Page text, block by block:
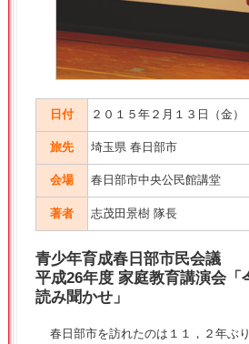
日付 ２０１５年２月１３日（金）
旅先 埼玉県 春日部市
会場 春日部市中央公民館講堂
著者 志茂田景樹 隊長
青少年育成春日部市民会議
平成26年度 家庭教育講演会「
読み聞かせ」
春日部市を訪れたのは１１，２年ぶ